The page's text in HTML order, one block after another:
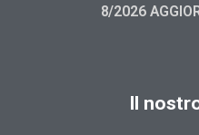
8/2026
Il